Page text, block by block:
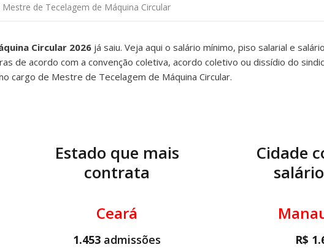
Mestre de Tecelagem de Máquina Circular
Circular 2026 já saiu. Veja aqui o salário mínimo, piso salarial e
de acordo com a convenção coletiva, acordo coletivo ou dissídio do
cargo de Mestre de Tecelagem de Máquina Circular.
Estado que mais
contrata
Ceará
1.453 admissões
Cidade
R$